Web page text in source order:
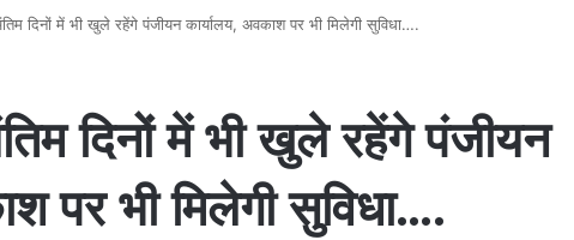
दिनों में भी खुले रहेंगे पंजीयन कार्यालय, अवकाश पर भी मिलेगी सुविधा….
दिनों में भी खुले रहेंगे पंजीयन
पर भी मिलेगी सुविधा….